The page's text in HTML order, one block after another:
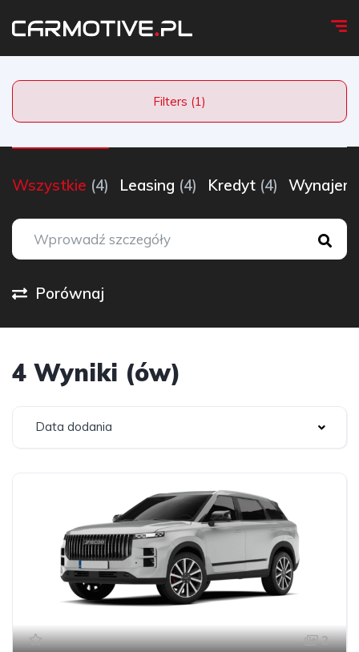
Filters (1)
Wszystkie (4) Leasing (4) Kredyt (4) Wynajem
Porównaj
4 Wyniki (ów)
Data dodania
2